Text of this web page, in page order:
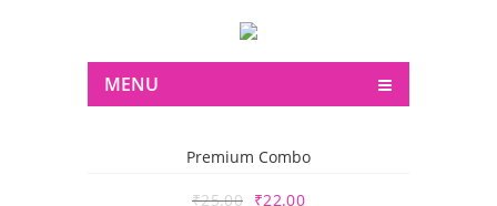
MENU
Premium Combo
₹25.00 ₹22.00